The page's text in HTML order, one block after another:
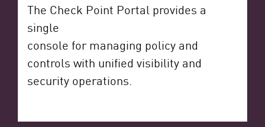
The Check Point Portal provides a
single
console for managing policy and
controls with unified visibility and
security operations.